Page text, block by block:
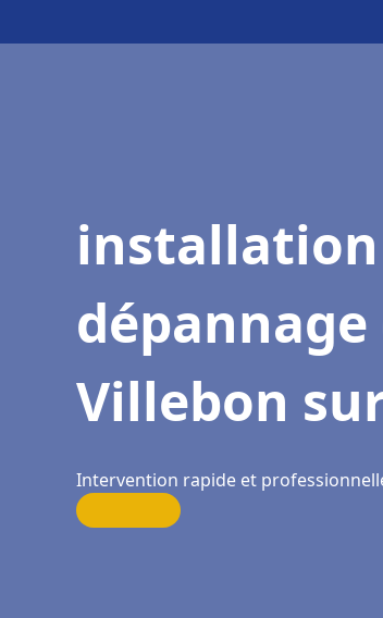
Villebon
Intervention rapide et